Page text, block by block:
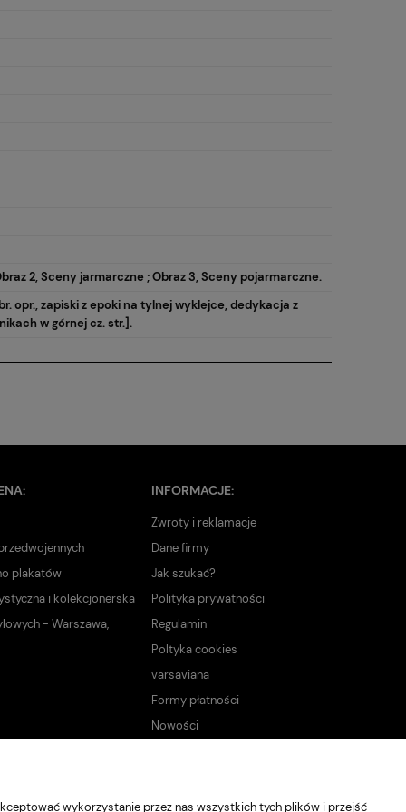
2, Sceny jarmarczne ; Obraz 3, Sceny pojarmarczne.
opr., zapiski z epoki na tylnej wyklejce, dedykacja z
w górnej cz. str.].
plakatów
i kolekcjonerska
- Warszawa,
INFORMACJE:
Zwroty i reklamacje
Dane firmy
Jak szukać?
Polityka prywatności
Regulamin
Poltyka cookies
varsaviana
Formy płatności
Nowości
wykorzystanie przez nas wszystkich tych plików i przejść